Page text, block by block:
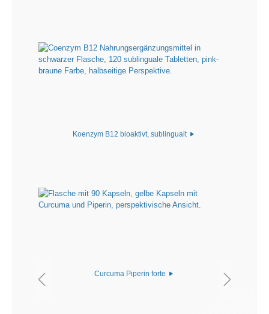
Koenzym B12 bioaktivt, sublingualt
Curcuma Piperin forte